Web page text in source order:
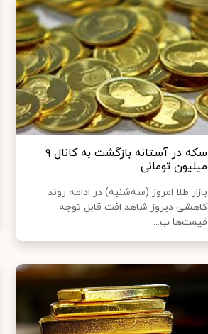
سکه در آستانه بازگشت به کانال ۹
میلیون تومانی
بازار طلا امروز (سه‌شنبه) در ادامه روند
کاهشی دیروز شاهد افت قابل توجه
قیمت‌ها ب...